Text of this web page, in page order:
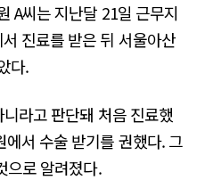
A씨는 지난달 21일 근무지
진료를 받은 뒤 서울아산
다.
라고 판단돼 처음 진료했
서 수술 받기를 권했다. 그
으로 알려졌다.